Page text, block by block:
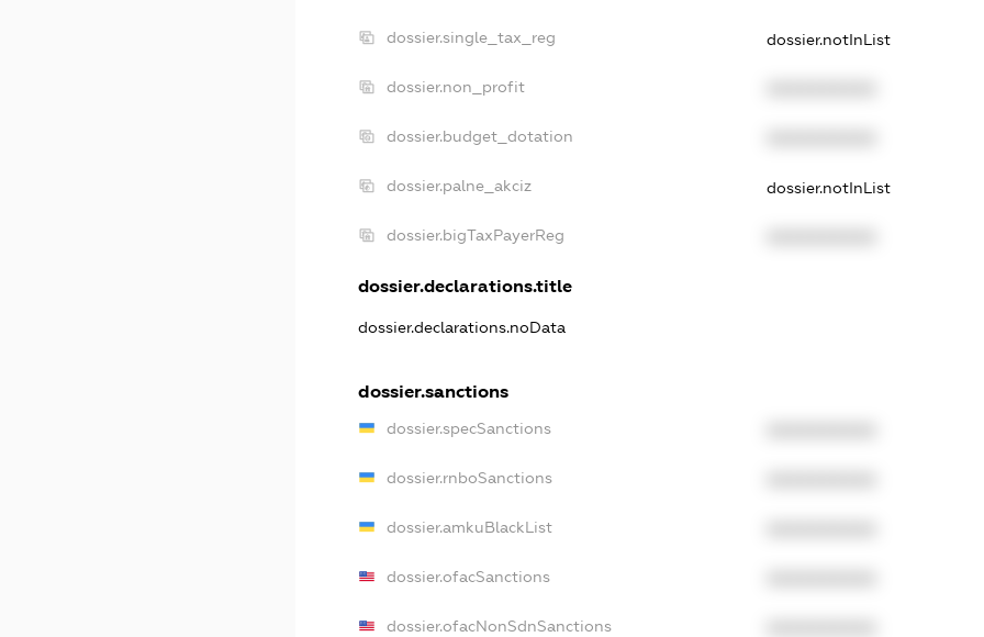
dossier.single_tax_reg dossier.notInList
dossier.non_profit
dossier.budget_dotation
dossier.palne_akciz dossier.notInList
dossier.bigTaxPayerReg
dossier.declarations.title
dossier.declarations.noData
dossier.sanctions
dossier.specSanctions
dossier.rnboSanctions
dossier.amkuBlackList
dossier.ofacSanctions
dossier.ofacNonSdnSanctions